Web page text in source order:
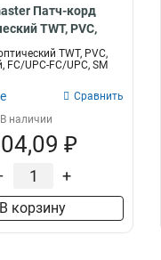
Патч-корд
TWT, PVC,
FC/UPC-FC/UPC,
2FC-2FC/SU-1.5
TWT, PVC,
FC/UPC-FC/UPC, SM
Сравнить
В наличии
₽
+
В корзину